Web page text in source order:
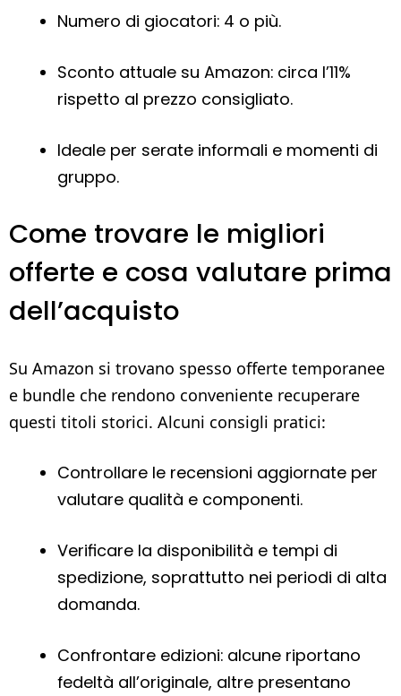
Numero di giocatori: 4 o più.
Sconto attuale su Amazon: circa l’11%
rispetto al prezzo consigliato.
Ideale per serate informali e momenti di
gruppo.
Come trovare le migliori
offerte e cosa valutare prima
dell’acquisto
Su Amazon si trovano spesso offerte temporanee
e bundle che rendono conveniente recuperare
questi titoli storici. Alcuni consigli pratici:
Controllare le recensioni aggiornate per
valutare qualità e componenti.
Verificare la disponibilità e tempi di
spedizione, soprattutto nei periodi di alta
domanda.
Confrontare edizioni: alcune riportano
fedeltà all’originale, altre presentano